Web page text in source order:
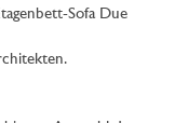
Sofa Due